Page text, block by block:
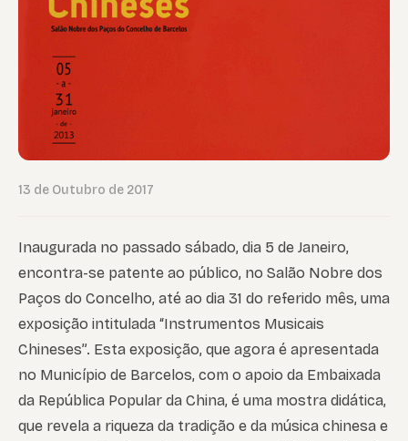
13 de Outubro de 2017
Inaugurada no passado sábado, dia 5 de Janeiro,
encontra-se patente ao público, no Salão Nobre dos
Paços do Concelho, até ao dia 31 do referido mês, uma
exposição intitulada “Instrumentos Musicais
Chineses”. Esta exposição, que agora é apresentada
no Município de Barcelos, com o apoio da Embaixada
da República Popular da China, é uma mostra didática,
que revela a riqueza da tradição e da música chinesa e